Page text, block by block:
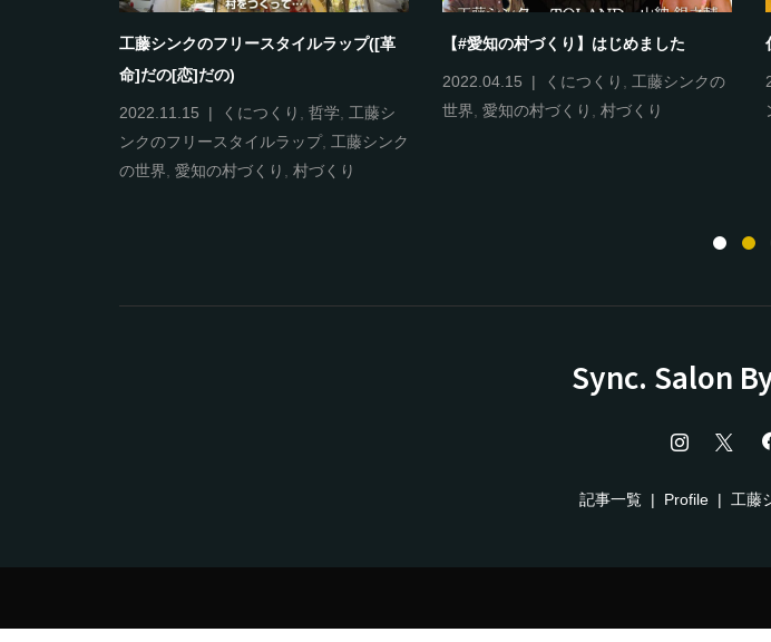
工藤シンクのフリースタイルラップ([革
命]だの[恋]だの)
2022.11.15 くにつくり 哲学 工藤シ
ンクのフリースタイルラップ, 工藤シンク
の世界 愛知の村づくり 村づくり
【#愛知の村づくり】はじめました
2022.04.15 くにつくり
工藤シンクの
世界 愛知の村づくり 村づくり
Sync. Salon
記事一覧 Profile 工藤